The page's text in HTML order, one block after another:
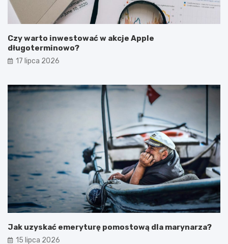
Czy warto inwestować w akcje Apple
długoterminowo?
17 lipca 2026
Jak uzyskać emeryturę pomostową dla marynarza?
15 lipca 2026